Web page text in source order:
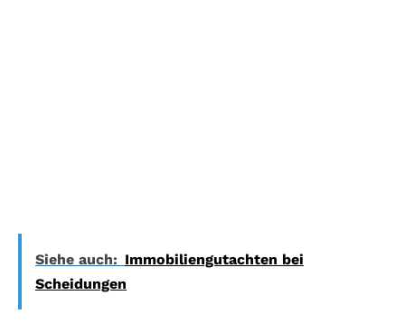
Siehe auch: Immobiliengutachten bei
Scheidungen